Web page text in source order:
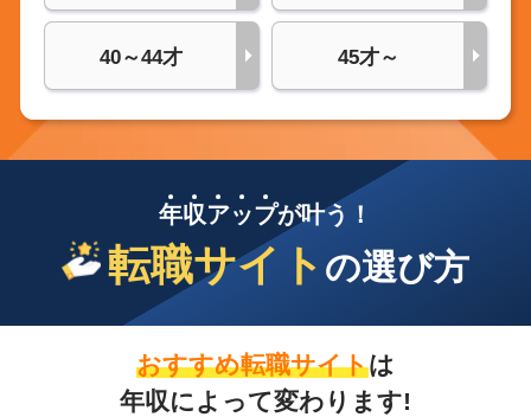
40～44才 45才～
年収アップが叶う！
転職サイト の選び方
おすすめ転職サイトは
年収によって変わります!